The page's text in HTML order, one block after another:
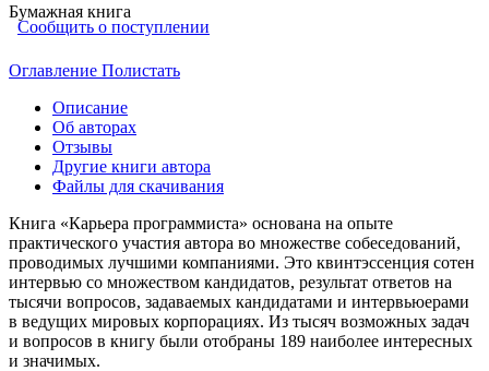
Бумажная книга
Сообщить о поступлении
Оглавление Полистать
Описание
Об авторах
Отзывы
Другие книги автора
Файлы для скачивания
Книга «Карьера программиста» основана на опыте
практического участия автора во множестве собеседований,
проводимых лучшими компаниями. Это квинтэссенция сотен
интервью со множеством кандидатов, результат ответов на
тысячи вопросов, задаваемых кандидатами и интервьюерами
в ведущих мировых корпорациях. Из тысяч возможных задач
и вопросов в книгу были отобраны 189 наиболее интересных
и значимых.